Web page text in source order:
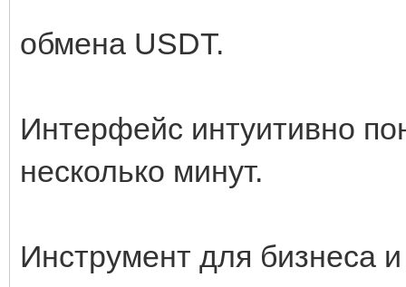
обмена USDT.
Интерфейс интуитивно
несколько минут.
Инструмент для бизнеса